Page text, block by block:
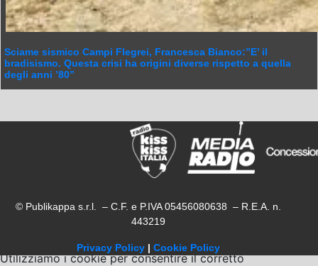
Sciame sismico Campi Flegrei, Francesca Bianco:”E’ il
bradisismo. Questa crisi ha origini diverse rispetto a quella
degli anni ’80”
© Publikappa s.r.l. – C.F. e P.IVA 05456080638 – R.E.A. n.
443219
Privacy Policy | Cookie Policy
Utilizziamo i cookie per consentire il corretto